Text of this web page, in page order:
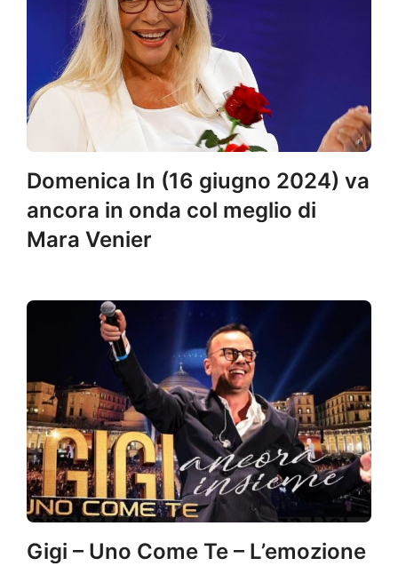
Domenica In (16 giugno 2024) va
ancora in onda col meglio di
Mara Venier
Gigi – Uno Come Te – L’emozione